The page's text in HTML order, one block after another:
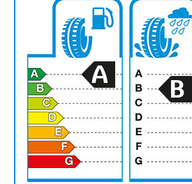
A B